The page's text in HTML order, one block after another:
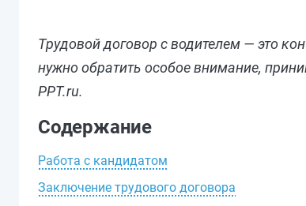
Трудовой договор с водителем — это
нужно обратить особое внимание,
PPT.ru.
Содержание
Работа с кандидатом
Заключение трудового договора